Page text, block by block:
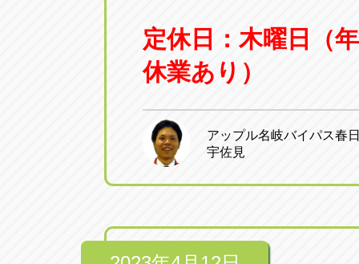
定休日：木曜日（
休業あり）
アップル名岐バイパス春
宇佐見